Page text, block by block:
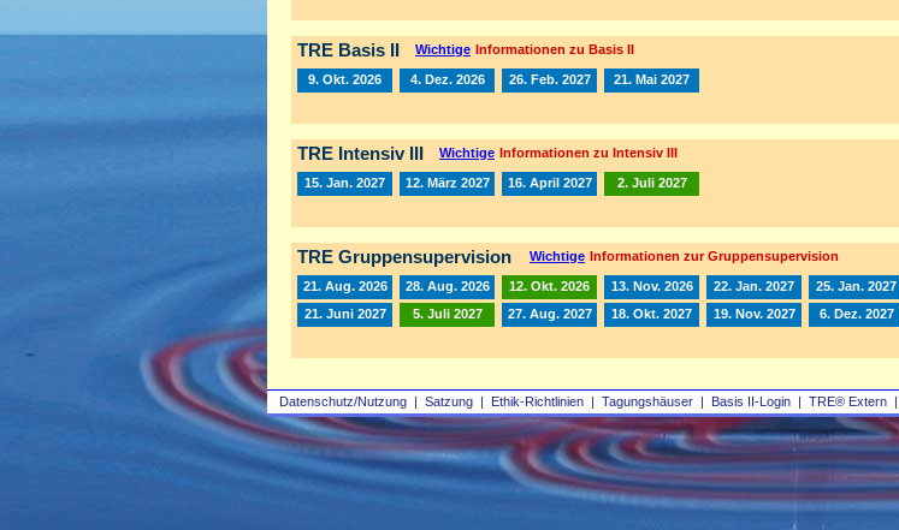
Datenschutz/Nutzung | Satzung | Ethik-Richtlinien | Tagungshäuser | Basis II‑Login | TRE® Extern |
TRE Basis II Wichtige Informationen zu Basis II
9. Okt. 2026 4. Dez. 2026 26. Feb. 2027 21. Mai 2027
TRE Intensiv III Wichtige Informationen zu Intensiv III
15. Jan. 2027 12. März 2027 16. April 2027 2. Juli 2027
TRE Gruppensupervision Wichtige Informationen zur Gruppensupervision
21. Aug. 2026 28. Aug. 2026 12. Okt. 2026 13. Nov. 2026 22. Jan. 2027 25. Jan. 2027
21. Juni 2027
5. Juli 2027 27. Aug. 2027 18. Okt. 2027 19. Nov. 2027 6. Dez. 2027